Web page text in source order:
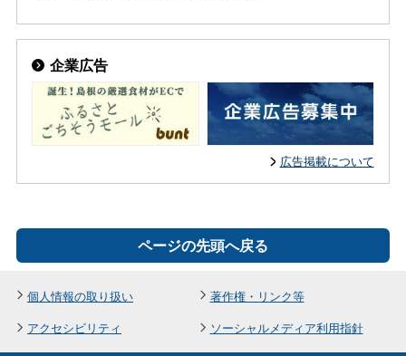
企業広告
広告掲載について
ページの先頭へ戻る
個人情報の取り扱い
著作権・リンク等
アクセシビリティ
ソーシャルメディア利用指針